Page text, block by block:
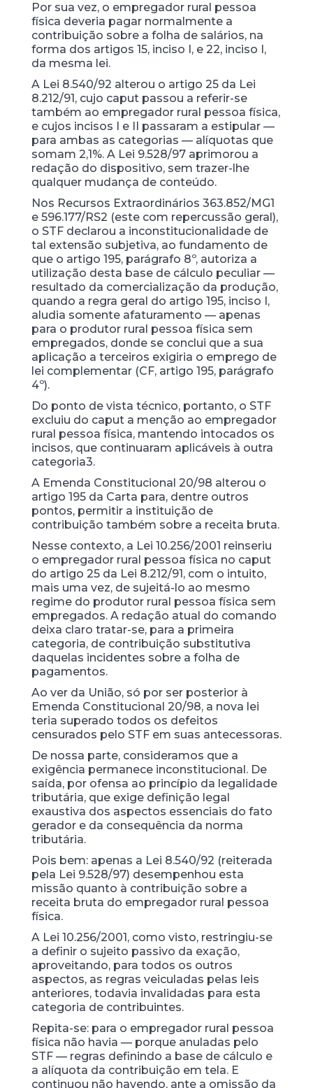
Por sua vez, o empregador rural pessoa
física deveria pagar normalmente a
contribuição sobre a folha de salários, na
forma dos artigos 15, inciso I, e 22, inciso I,
da mesma lei.
A Lei 8.540/92 alterou o artigo 25 da Lei
8.212/91, cujo caput passou a referir-se
também ao empregador rural pessoa física,
e cujos incisos I e II passaram a estipular —
para ambas as categorias — alíquotas que
somam 2,1%. A Lei 9.528/97 aprimorou a
redação do dispositivo, sem trazer-lhe
qualquer mudança de conteúdo.
Nos Recursos Extraordinários 363.852/MG1
e 596.177/RS2 (este com repercussão geral),
o STF declarou a inconstitucionalidade de
tal extensão subjetiva, ao fundamento de
que o artigo 195, parágrafo 8º, autoriza a
utilização desta base de cálculo peculiar —
resultado da comercialização da produção,
quando a regra geral do artigo 195, inciso I,
aludia somente afaturamento — apenas
para o produtor rural pessoa física sem
empregados, donde se conclui que a sua
aplicação a terceiros exigiria o emprego de
lei complementar (CF, artigo 195, parágrafo
4º).
Do ponto de vista técnico, portanto, o STF
excluiu do caput a menção ao empregador
rural pessoa física, mantendo intocados os
incisos, que continuaram aplicáveis à outra
categoria3.
A Emenda Constitucional 20/98 alterou o
artigo 195 da Carta para, dentre outros
pontos, permitir a instituição de
contribuição também sobre a receita bruta.
Nesse contexto, a Lei 10.256/2001 reinseriu
o empregador rural pessoa física no caput
do artigo 25 da Lei 8.212/91, com o intuito,
mais uma vez, de sujeitá-lo ao mesmo
regime do produtor rural pessoa física sem
empregados. A redação atual do comando
deixa claro tratar-se, para a primeira
categoria, de contribuição substitutiva
daquelas incidentes sobre a folha de
pagamentos.
Ao ver da União, só por ser posterior à
Emenda Constitucional 20/98, a nova lei
teria superado todos os defeitos
censurados pelo STF em suas antecessoras.
De nossa parte, consideramos que a
exigência permanece inconstitucional. De
saída, por ofensa ao princípio da legalidade
tributária, que exige definição legal
exaustiva dos aspectos essenciais do fato
gerador e da consequência da norma
tributária.
Pois bem: apenas a Lei 8.540/92 (reiterada
pela Lei 9.528/97) desempenhou esta
missão quanto à contribuição sobre a
receita bruta do empregador rural pessoa
física.
A Lei 10.256/2001, como visto, restringiu-se
a definir o sujeito passivo da exação,
aproveitando, para todos os outros
aspectos, as regras veiculadas pelas leis
anteriores, todavia invalidadas para esta
categoria de contribuintes.
Repita-se: para o empregador rural pessoa
física não havia — porque anuladas pelo
STF — regras definindo a base de cálculo e
a alíquota da contribuição em tela. E
continuou não havendo, ante a omissão da